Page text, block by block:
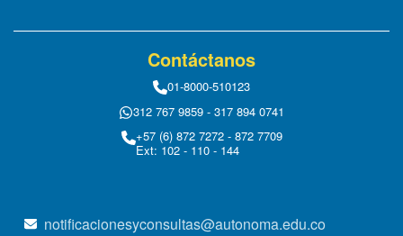
Contáctanos
01-8000-510123
312 767 9859 - 317 894 0741
+57 (6) 872 7272 - 872 7709
Ext: 102 - 110 - 144
notificacionesyconsultas@autonoma.edu.co